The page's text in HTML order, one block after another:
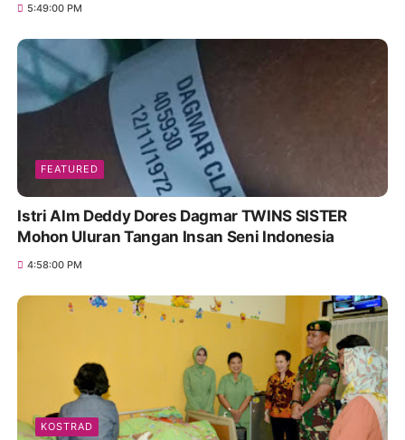
5:49:00 PM
FEATURED
Istri Alm Deddy Dores Dagmar TWINS SISTER
Mohon Uluran Tangan Insan Seni Indonesia
4:58:00 PM
KOSTRAD